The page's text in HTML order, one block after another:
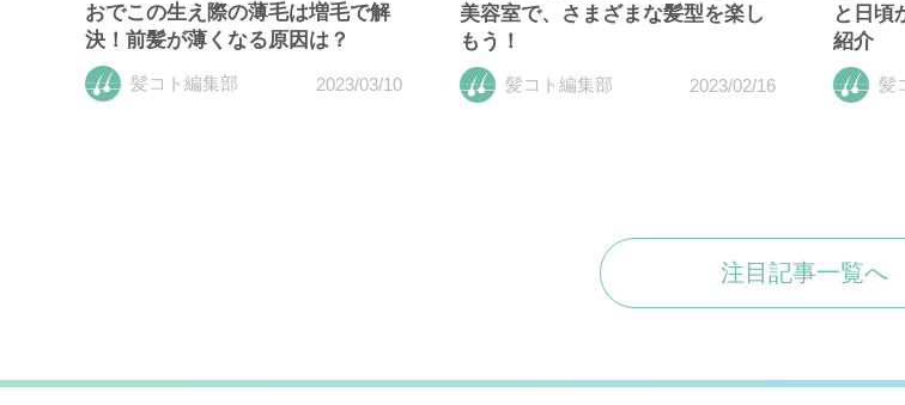
おでこの生え際の薄毛は増毛で解
決！前髪が薄くなる原因は？
髪コト編集部 2023/03/10
美容室で、さまざまな髪型を楽し
もう！
髪コト編集部 2023/02/16
と日頃
紹介
髪
注目記事一覧へ